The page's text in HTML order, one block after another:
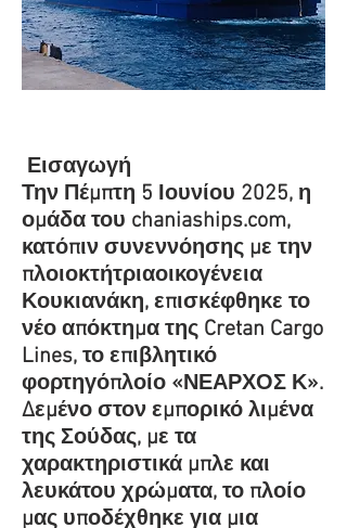
Εισαγωγή
Την Πέμπτη 5 Ιουνίου 2025, η
ομάδα του chaniaships.com,
κατόπιν συνεννόησης με την
πλοιοκτήτριαοικογένεια
Κουκιανάκη, επισκέφθηκε το
νέο απόκτημα της Cretan Cargo
Lines, το επιβλητικό
φορτηγόπλοίο «ΝΕΑΡΧΟΣ Κ».
Δεμένο στον εμπορικό λιμένα
της Σούδας, με τα
χαρακτηριστικά μπλε και
λευκάτου χρώματα, το πλοίο
μας υποδέχθηκε για μια